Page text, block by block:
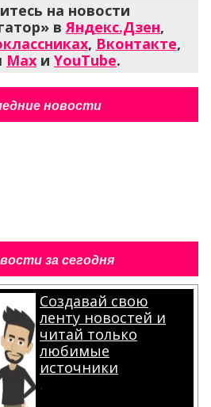
на новости
вЯндекс.Дзен,
, Вконтакте,
Max и YouTube.
новости
за сегодня
Создавай свою
ленту новостей и
читай только
любимые
источники
.